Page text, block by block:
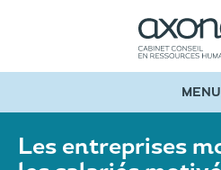
MENU
Les entreprises